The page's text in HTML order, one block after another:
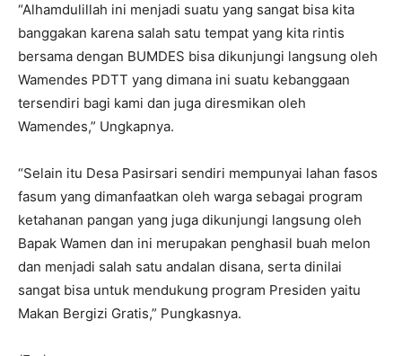
“Alhamdulillah ini menjadi suatu yang sangat bisa kita
banggakan karena salah satu tempat yang kita rintis
bersama dengan BUMDES bisa dikunjungi langsung oleh
Wamendes PDTT yang dimana ini suatu kebanggaan
tersendiri bagi kami dan juga diresmikan oleh
Wamendes,” Ungkapnya.
“Selain itu Desa Pasirsari sendiri mempunyai lahan fasos
fasum yang dimanfaatkan oleh warga sebagai program
ketahanan pangan yang juga dikunjungi langsung oleh
Bapak Wamen dan ini merupakan penghasil buah melon
dan menjadi salah satu andalan disana, serta dinilai
sangat bisa untuk mendukung program Presiden yaitu
Makan Bergizi Gratis,” Pungkasnya.